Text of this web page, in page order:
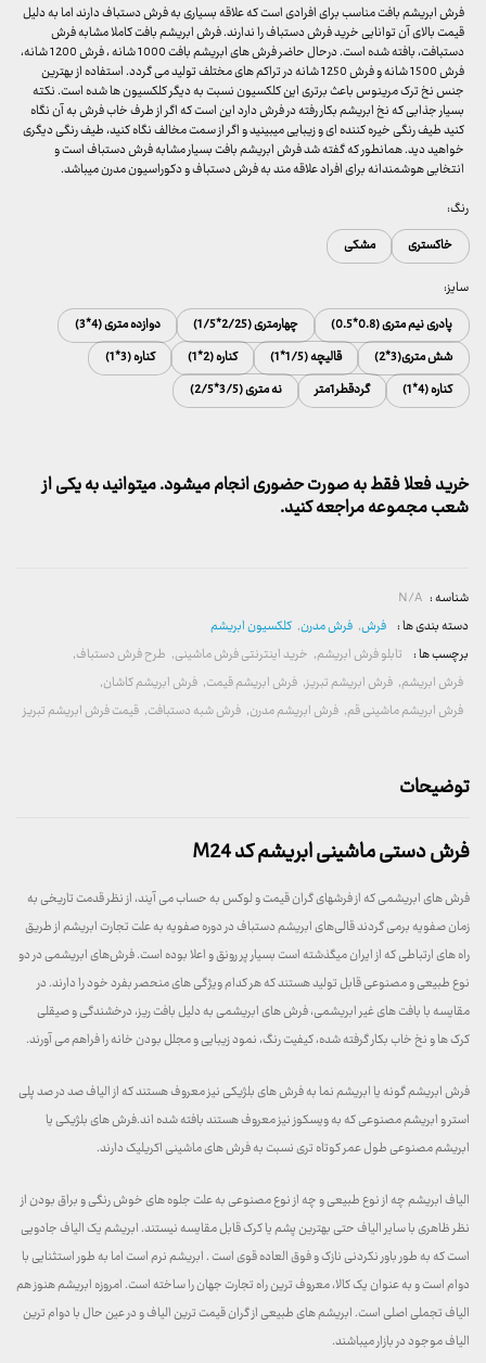
فرش ابریشم بافت مناسب برای افرادی است که علاقه بسیاری به فرش دستباف دارند اما به دلیل
قیمت بالای آن توانایی خرید فرش دستباف را ندارند. فرش ابریشم بافت کاملا مشابه فرش
دستبافت، بافته شده است. درحال حاضر فرش های ابریشم بافت 1000 شانه ، فرش 1200 شانه،
فرش 1500 شانه و فرش 1250 شانه در تراکم های مختلف تولید می گردد. استفاده از بهترین
جنس نخ ترک مرینوس باعث برتری این کلکسیون نسبت به دیگر کلکسیون ها شده است. نکته
بسیار جذابی که نخ ابریشم بکار رفته در فرش دارد این است که اگر از طرف خاب فرش به آن نگاه
کنید طیف رنگی خیره کننده ای و زیبایی میبینید و اگر از سمت مخالف نگاه کنید، طیف رنگی دیگری
خواهید دید. همانطور که گفته شد فرش ابریشم بافت بسیار مشابه فرش دستباف است و
انتخابی هوشمندانه برای افراد علاقه مند به فرش دستباف و دکوراسیون مدرن میباشد.
رنگ:
خاکستری
مشکی
سایز:
پادری نیم متری (0.8*0.5)
چهارمتری (2/25*1/5)
دوازده متری (4*3)
شش متری(3*2)
قالیچه (1/5*1) کناره (2*1)
کناره (3*1)
کناره (4*1)
گردقطر1متر نه متری (3/5*2/5)
خرید فعلا فقط به صورت حضوری انجام میشود. میتوانید به یکی از
شعب مجموعه مراجعه کنید.
شناسه : N/A
دسته بندی ها : فرش, فرش مدرن, کلکسیون ابریشم
برچسب ها : تابلو فرش ابریشم, خرید اینترنتی فرش ماشینی, طرح فرش دستباف,
فرش ابریشم, فرش ابریشم تبریز, فرش ابریشم قیمت, فرش ابریشم کاشان,
فرش ابریشم ماشینی قم, فرش ابریشم مدرن, فرش شبه دستبافت, قیمت فرش ابریشم تبریز
توضیحات
فرش دستی ماشینی ابریشم کد M24
فرش های ابریشمی که از فرشهای گران قیمت و لوکس به حساب می آیند، از نظر قدمت تاریخی به
زمان صفویه برمی گردند قالی‌های ابریشم دستباف در دوره صفویه به علت تجارت ابریشم از طریق
راه های ارتباطی که از ایران میگذشته است بسیار پر رونق و اعلا بوده است. فرش‌های ابریشمی در دو
نوع طبیعی و مصنوعی قابل تولید هستند که هر کدام ویژگی های منحصر بفرد خود را دارند. در
مقایسه با بافت های غیر ابریشمی، فرش های ابریشمی به دلیل بافت ریز، درخشندگی و صیقلی
کرک ها و نخ خاب بکار گرفته شده، کیفیت رنگ، نمود زیبایی و مجلل بودن خانه را فراهم می آورند.
فرش ابریشم گونه یا ابریشم نما به فرش های بلژیکی نیز معروف هستند که از الیاف صد در صد پلی
استر و ابریشم مصنوعی که به ویسکوز نیز معروف هستند بافته شده اند.فرش های بلژیکی یا
ابریشم مصنوعی طول عمر کوتاه تری نسبت به فرش های ماشینی اکریلیک دارند.
الیاف ابریشم چه از نوع طبیعی و چه از نوع مصنوعی به علت جلوه های خوش رنگی و براق بودن از
نظر ظاهری با سایر الیاف حتی بهترین پشم یا کرک قابل مقایسه نیستند. ابریشم یک الیاف جادویی
است که به طور باور نکردنی نازک و فوق العاده قوی است . ابریشم نرم است اما به طور استثنایی با
دوام است و به عنوان یک کالا، معروف‌ ترین راه تجارت جهان را ساخته است. امروزه ابریشم هنوز هم
الیاف تجملی اصلی است. ابریشم های طبیعی از گران قیمت ترین الیاف و در عین حال با دوام ترین
الیاف موجود در بازار میباشند.